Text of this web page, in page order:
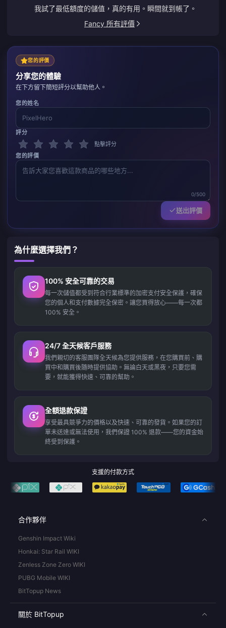
我試了最低額度的儲值，真的有用。瞬間就到帳了。
Fancy 所有評價
您的評價
分享您的體驗
在下方留下簡短評分以幫助他人。
您的姓名
評分
點擊評分
您的評價
0/500
送出評價
為什麼選擇我們？
100% 安全可靠的交易
每一次儲值都受到符合行業標準的加密支付安全保護，確保
您的個人和支付數據完全保密。讓您買得放心——每一次都
100% 安全。
24/7 全天候客戶服務
我們親切的客服團隊全天候為您提供服務，在您購買前、購
買中和購買後隨時提供協助。無論白天或黑夜，只要您需
要，就能獲得快速、可靠的幫助。
全額退款保證
享受最具競爭力的價格以及快速、可靠的發貨。如果您的訂
單未送達或無法使用，我們保證 100% 退款——您的資金始
終受到保護。
支援的付款方式
合作夥伴
Genshin Impact Wiki
Honkai: Star Rail WIKI
Zenless Zone Zero WIKI
PUBG Mobile WIKI
BitTopup News
關於 BitTopup